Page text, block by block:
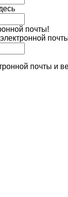
почты!
почты и